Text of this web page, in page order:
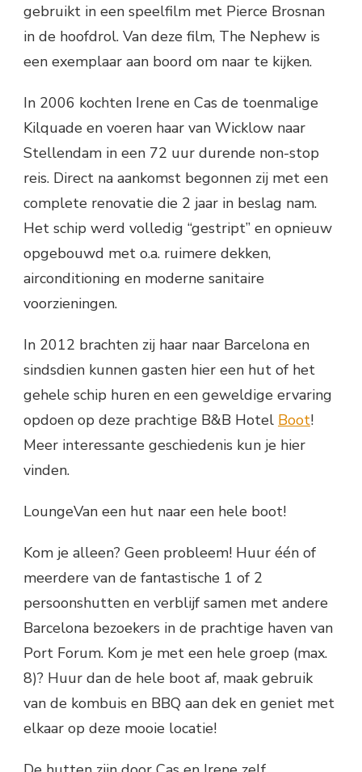
gebruikt in een speelfilm met Pierce Brosnan
in de hoofdrol. Van deze film, The Nephew is
een exemplaar aan boord om naar te kijken.
In 2006 kochten Irene en Cas de toenmalige
Kilquade en voeren haar van Wicklow naar
Stellendam in een 72 uur durende non-stop
reis. Direct na aankomst begonnen zij met een
complete renovatie die 2 jaar in beslag nam.
Het schip werd volledig “gestript” en opnieuw
opgebouwd met o.a. ruimere dekken,
airconditioning en moderne sanitaire
voorzieningen.
In 2012 brachten zij haar naar Barcelona en
sindsdien kunnen gasten hier een hut of het
gehele schip huren en een geweldige ervaring
opdoen op deze prachtige B&B Hotel Boot!
Meer interessante geschiedenis kun je hier
vinden.
LoungeVan een hut naar een hele boot!
Kom je alleen? Geen probleem! Huur één of
meerdere van de fantastische 1 of 2
persoonshutten en verblijf samen met andere
Barcelona bezoekers in de prachtige haven van
Port Forum. Kom je met een hele groep (max.
8)? Huur dan de hele boot af, maak gebruik
van de kombuis en BBQ aan dek en geniet met
elkaar op deze mooie locatie!